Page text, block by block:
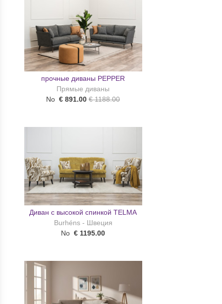
прочные диваны PEPPER
Прямые диваны
No € 891.00 € 1188.00
Диван с высокой спинкой TELMA
Burhéns - Швеция
No € 1195.00